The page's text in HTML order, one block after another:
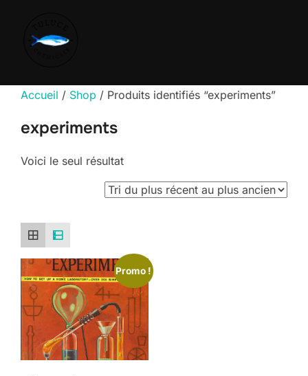
Accueil / Shop / Produits identifiés “experiments”
experiments
Voici le seul résultat
Promo !